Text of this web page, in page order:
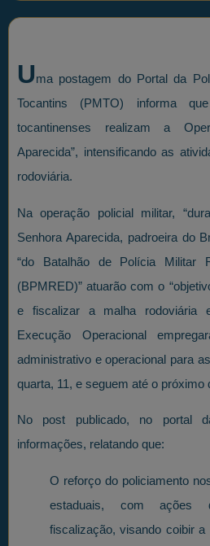
Uma postagem do Portal da
Tocantins (PMTO) informa
tocantinenses realizam a
Aparecida”, intensificando as
rodoviária.
Na operação policial militar,
Senhora Aparecida, padroeira do
“do Batalhão de Polícia Militar
(BPMRED)” atuarão com o
e fiscalizar a malha rodoviária
Execução Operacional
administrativo e operacional para
quarta, 11, e seguem até o próximo
No post publicado, no portal
informações, relatando que:
O reforço do policiamento
estaduais, com ações
fiscalização, visando coibir